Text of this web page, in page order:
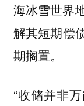
海冰雪世界
解其短期偿
期搁置。
“收储并非